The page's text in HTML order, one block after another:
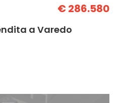
€ 286.580
a Varedo